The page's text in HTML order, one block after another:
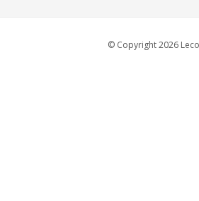
© Copyright 2026